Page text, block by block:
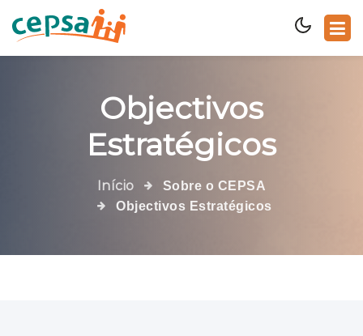
Objectivos
Estratégicos
Início
Sobre o CEPSA
Objectivos Estratégicos